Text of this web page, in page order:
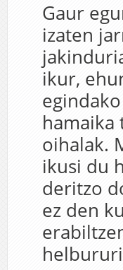
Gaur
izaten
ikur,
oihalak.
ikusi du
deritzo
ez den